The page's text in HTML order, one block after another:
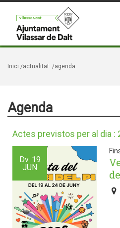
Inici /actualitat /agenda
Agenda
Actes previstos per al dia :
Dv. 19
JUN